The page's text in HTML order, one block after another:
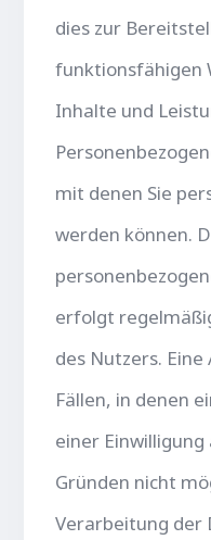
dies zur
funktionsfähigen
Inhalte und
mit denen Sie
werden können.
erfolgt
des Nutzers.
Fällen, in denen
einer
Gründen nicht
Verarbeitung der